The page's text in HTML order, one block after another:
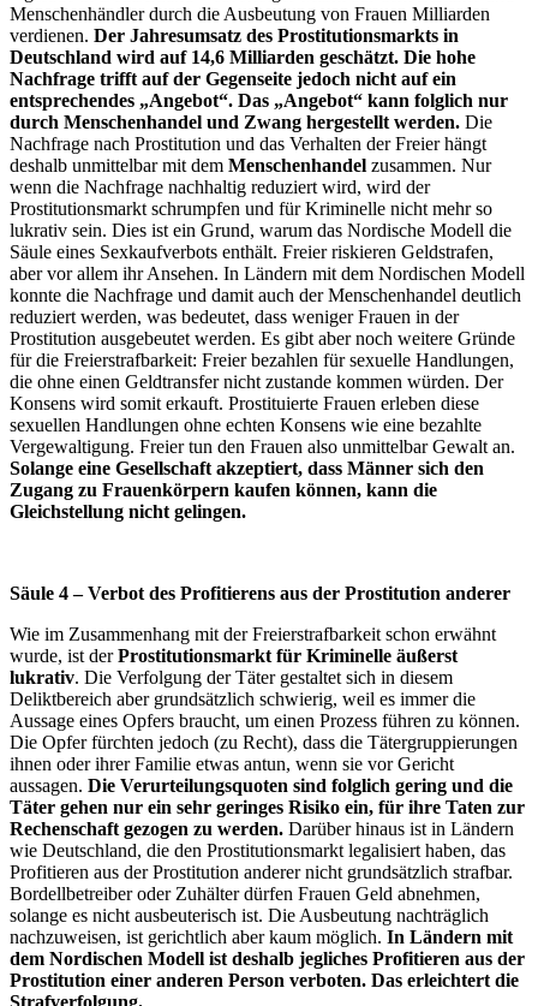
Menschenhändler durch die Ausbeutung von Frauen Milliarden
verdienen. Der Jahresumsatz des Prostitutionsmarkts in
Deutschland wird auf 14,6 Milliarden geschätzt. Die hohe
Nachfrage trifft auf der Gegenseite jedoch nicht auf ein
entsprechendes „Angebot“. Das „Angebot“ kann folglich nur
durch Menschenhandel und Zwang hergestellt werden. Die
Nachfrage nach Prostitution und das Verhalten der Freier hängt
deshalb unmittelbar mit dem Menschenhandel zusammen. Nur
wenn die Nachfrage nachhaltig reduziert wird, wird der
Prostitutionsmarkt schrumpfen und für Kriminelle nicht mehr so
lukrativ sein. Dies ist ein Grund, warum das Nordische Modell die
Säule eines Sexkaufverbots enthält. Freier riskieren Geldstrafen,
aber vor allem ihr Ansehen. In Ländern mit dem Nordischen Modell
konnte die Nachfrage und damit auch der Menschenhandel deutlich
reduziert werden, was bedeutet, dass weniger Frauen in der
Prostitution ausgebeutet werden. Es gibt aber noch weitere Gründe
für die Freierstrafbarkeit: Freier bezahlen für sexuelle Handlungen,
die ohne einen Geldtransfer nicht zustande kommen würden. Der
Konsens wird somit erkauft. Prostituierte Frauen erleben diese
sexuellen Handlungen ohne echten Konsens wie eine bezahlte
Vergewaltigung. Freier tun den Frauen also unmittelbar Gewalt an.
Solange eine Gesellschaft akzeptiert, dass Männer sich den
Zugang zu Frauenkörpern kaufen können, kann die
Gleichstellung nicht gelingen.
Säule 4 – Verbot des Profitierens aus der Prostitution anderer
Wie im Zusammenhang mit der Freierstrafbarkeit schon erwähnt
wurde, ist derProstitutionsmarkt für Kriminelle äußerst
lukrativ. Die Verfolgung der Täter gestaltet sich in diesem
Deliktbereich aber grundsätzlich schwierig, weil es immer die
Aussage eines Opfers braucht, um einen Prozess führen zu können.
Die Opfer fürchten jedoch (zu Recht), dass die Tätergruppierungen
ihnen oder ihrer Familie etwas antun, wenn sie vor Gericht
aussagen. Die Verurteilungsquoten sind folglich gering und die
Täter gehen nur ein sehr geringes Risiko ein, für ihre Taten zur
Rechenschaft gezogen zu werden. Darüber hinaus ist in Ländern
wie Deutschland, die den Prostitutionsmarkt legalisiert haben, das
Profitieren aus der Prostitution anderer nicht grundsätzlich strafbar.
Bordellbetreiber oder Zuhälter dürfen Frauen Geld abnehmen,
solange es nicht ausbeuterisch ist. Die Ausbeutung nachträglich
nachzuweisen, ist gerichtlich aber kaum möglich. In Ländern mit
dem Nordischen Modell ist deshalb jegliches Profitieren aus der
Prostitution einer anderen Person verboten. Das erleichtert die